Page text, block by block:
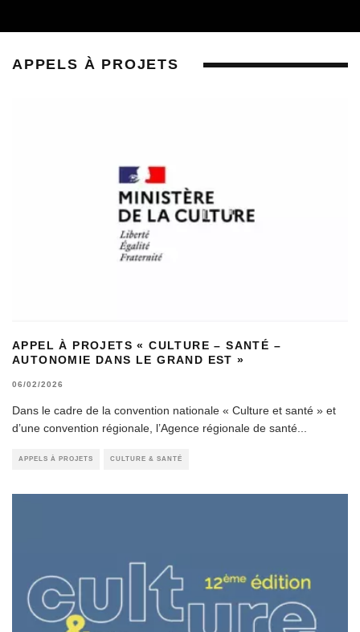
APPELS À PROJETS
APPEL À PROJETS « CULTURE – SANTÉ –
AUTONOMIE DANS LE GRAND EST »
06/02/2026
Dans le cadre de la convention nationale « Culture et santé » et
d’une convention régionale, l’Agence régionale de santé
APPELS À PROJETS CULTURE & SANTÉ